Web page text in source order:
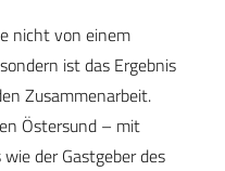
nicht von einem
ist das Ergebnis
Zusammenarbeit.
Östersund – mit
der Gastgeber des